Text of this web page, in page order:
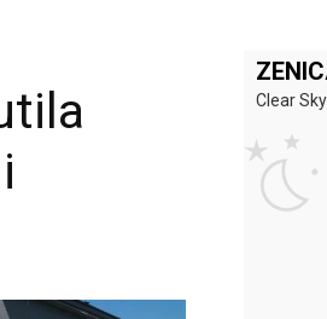
Clear Sky